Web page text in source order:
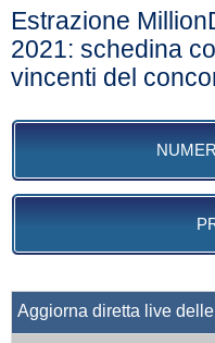
Estrazione
2021: schedina
vincenti del
Aggiorna diretta live